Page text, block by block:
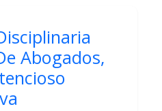
Abogados,